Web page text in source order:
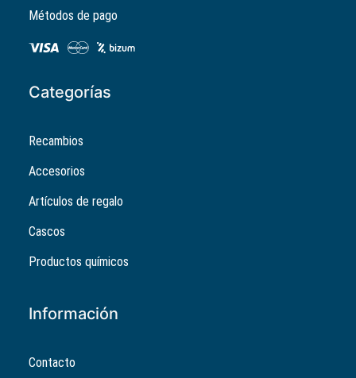
Métodos de pago
Categorías
Recambios
Accesorios
Artículos de regalo
Cascos
Productos químicos
Información
Contacto